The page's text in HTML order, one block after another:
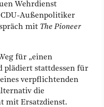
Wehrdienst
Außenpolitiker
mit The Pioneer
für „einen
plädiert stattdessen für
verpflichtenden
die
mit Ersatzdienst.